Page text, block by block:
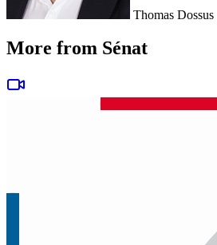
Thomas Dossus
More from Sénat